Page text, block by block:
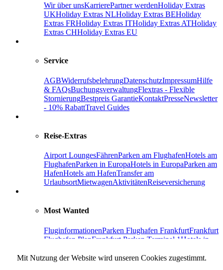
Wir über unsKarrierePartner werdenHoliday Extras
UKHoliday Extras NLHoliday Extras BEHoliday
Extras FRHoliday Extras ITHoliday Extras ATHoliday
Extras CHHoliday Extras EU
Service
AGBWiderrufsbelehrungDatenschutzImpressumHilfe
& FAQsBuchungsverwaltungFlextras - Flexible
StornierungBestpreis GarantieKontaktPresseNewsletter
- 10% RabattTravel Guides
Reise-Extras
Airport LoungesFährenParken am FlughafenHotels am
FlughafenParken in EuropaHotels in EuropaParken am
HafenHotels am HafenTransfer am
UrlaubsortMietwagenAktivitätenReiseversicherung
Most Wanted
FluginformationenParken Flughafen FrankfurtFrankfurt
Flughafen PlanFrankfurt Parken Terminal 1Hotels in
Flughafen
Mit Nutzung der Website wird unseren Cookies zugestimmt.